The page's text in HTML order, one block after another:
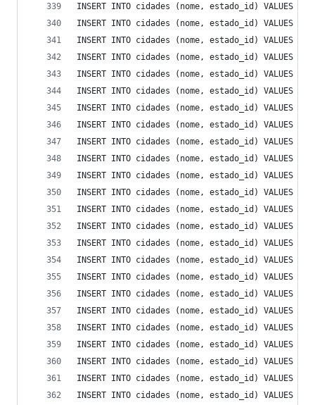
INSERT INTO cidades (nome, estado_id) VALUES
INSERT INTO cidades (nome, estado_id) VALUES
INSERT INTO cidades (nome, estado_id) VALUES
INSERT INTO cidades (nome, estado_id) VALUES
INSERT INTO cidades (nome, estado_id) VALUES
INSERT INTO cidades (nome, estado_id) VALUES
INSERT INTO cidades (nome, estado_id) VALUES
INSERT INTO cidades (nome, estado_id) VALUES
INSERT INTO cidades (nome, estado_id) VALUES
INSERT INTO cidades (nome, estado_id) VALUES
INSERT INTO cidades (nome, estado_id) VALUES
INSERT INTO cidades (nome, estado_id) VALUES
INSERT INTO cidades (nome, estado_id) VALUES
INSERT INTO cidades (nome, estado_id) VALUES
INSERT INTO cidades (nome, estado_id)
INSERT INTO cidades (nome, estado_id)
INSERT INTO cidades (nome, estado_id) VALUES
INSERT INTO cidades (nome, estado_id) VALUES
INSERT INTO cidades (nome, estado_id) VALUES
INSERT INTO cidades (nome, estado_id)
INSERT INTO cidades (nome, estado_id) VALUES
INSERT INTO cidades (nome, estado_id) VALUES
INSERT INTO cidades (nome, estado_id) VALUES
INSERT INTO cidades (nome, estado_id) VALUES